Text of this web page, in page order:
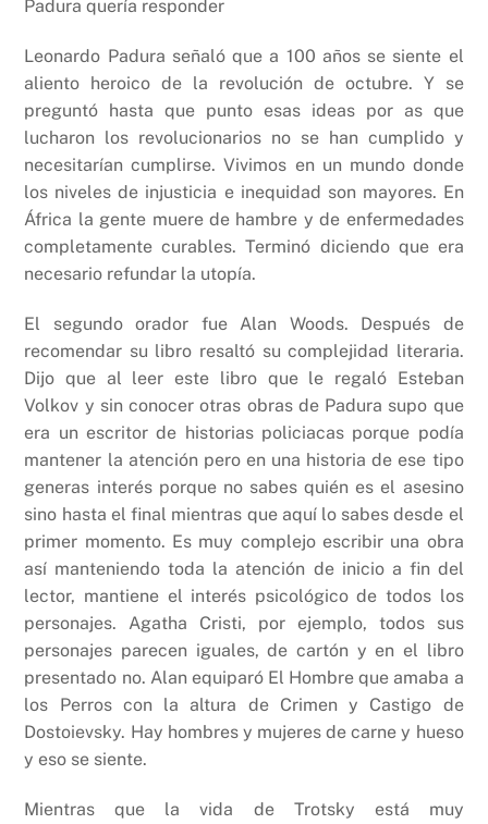
Padura quería responder
Leonardo Padura señaló que a 100 años se siente el
aliento heroico de la revolución de octubre. Y se
preguntó hasta que punto esas ideas por as que
lucharon los revolucionarios no se han cumplido y
necesitarían cumplirse. Vivimos en un mundo donde
los niveles de injusticia e inequidad son mayores. En
África la gente muere de hambre y de enfermedades
completamente curables. Terminó diciendo que era
necesario refundar la utopía.
El segundo orador fue Alan Woods. Después de
recomendar su libro resaltó su complejidad literaria.
Dijo que al leer este libro que le regaló Esteban
Volkov y sin conocer otras obras de Padura supo que
era un escritor de historias policiacas porque podía
mantener la atención pero en una historia de ese tipo
generas interés porque no sabes quién es el asesino
sino hasta el final mientras que aquí lo sabes desde el
primer momento. Es muy complejo escribir una obra
así manteniendo toda la atención de inicio a fin del
lector, mantiene el interés psicológico de todos los
personajes. Agatha Cristi, por ejemplo, todos sus
personajes parecen iguales, de cartón y en el libro
presentado no. Alan equiparó El Hombre que amaba a
los Perros con la altura de Crimen y Castigo de
Dostoievsky. Hay hombres y mujeres de carne y hueso
y eso se siente.
Mientras que la vida de Trotsky está muy